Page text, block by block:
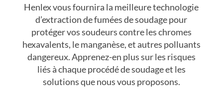
Henlex vous fournira la meilleure technologie
d’extraction de fumées de soudage pour
protéger vos soudeurs contre les chromes
hexavalents, le manganèse, et autres polluants
dangereux. Apprenez-en plus sur les risques
liés à chaque procédé de soudage et les
solutions que nous vous proposons.